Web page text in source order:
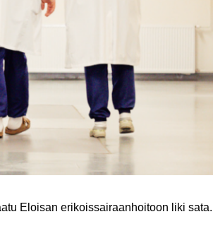
Eloi­san eri­kois­sai­raan­hoi­toon liki sata.